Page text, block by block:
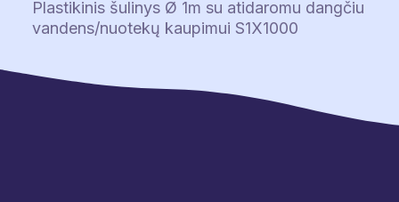
417.45 €
Plastikinis šulinys Ø 1m su atidaromu dangčiu
vandens/nuotekų kaupimui S1X1000